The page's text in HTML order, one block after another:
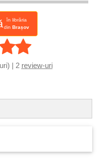
în librăria
din Brașov
| 2 review-uri